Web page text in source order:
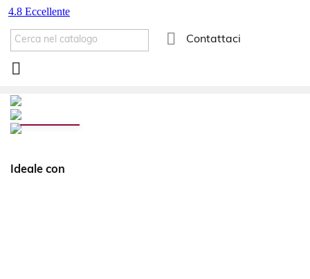
 Contattaci

Ideale con